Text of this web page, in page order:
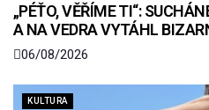
„PÉŤO, VĚŘÍME TI“:
A NA VEDRA VYTÁHL
06/08/2026
KULTURA